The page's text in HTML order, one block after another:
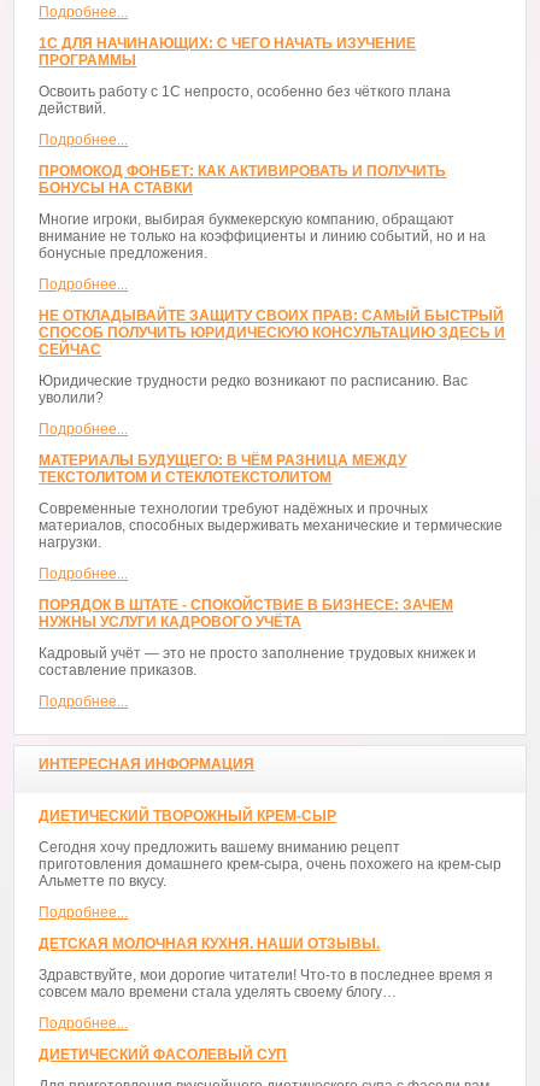
Подробнее...
1С ДЛЯ НАЧИНАЮЩИХ: С ЧЕГО НАЧАТЬ ИЗУЧЕНИЕ
ПРОГРАММЫ
Освоить работу с 1С непросто, особенно без чёткого плана
действий.
Подробнее...
ПРОМОКОД ФОНБЕТ: КАК АКТИВИРОВАТЬ И ПОЛУЧИТЬ
БОНУСЫ НА СТАВКИ
Многие игроки, выбирая букмекерскую компанию, обращают
внимание не только на коэффициенты и линию событий, но и на
бонусные предложения.
Подробнее...
НЕ ОТКЛАДЫВАЙТЕ ЗАЩИТУ СВОИХ ПРАВ: САМЫЙ БЫСТРЫЙ
СПОСОБ ПОЛУЧИТЬ ЮРИДИЧЕСКУЮ КОНСУЛЬТАЦИЮ ЗДЕСЬ И
СЕЙЧАС
Юридические трудности редко возникают по расписанию. Вас
уволили?
Подробнее...
МАТЕРИАЛЫ БУДУЩЕГО: В ЧЁМ РАЗНИЦА МЕЖДУ
ТЕКСТОЛИТОМ И СТЕКЛОТЕКСТОЛИТОМ
Современные технологии требуют надёжных и прочных
материалов, способных выдерживать механические и термические
нагрузки.
Подробнее...
ПОРЯДОК В ШТАТЕ - СПОКОЙСТВИЕ В БИЗНЕСЕ: ЗАЧЕМ
НУЖНЫ УСЛУГИ КАДРОВОГО УЧЁТА
Кадровый учёт — это не просто заполнение трудовых книжек и
составление приказов.
Подробнее...
ИНТЕРЕСНАЯ ИНФОРМАЦИЯ
ДИЕТИЧЕСКИЙ ТВОРОЖНЫЙ КРЕМ-СЫР
Сегодня хочу предложить вашему вниманию рецепт
приготовления домашнего крем-сыра, очень похожего на крем-сыр
Альметте по вкусу.
Подробнее...
ДЕТСКАЯ МОЛОЧНАЯ КУХНЯ. НАШИ ОТЗЫВЫ.
Здравствуйте, мои дорогие читатели! Что-то в последнее время я
совсем мало времени стала уделять своему блогу…
Подробнее...
ДИЕТИЧЕСКИЙ ФАСОЛЕВЫЙ СУП